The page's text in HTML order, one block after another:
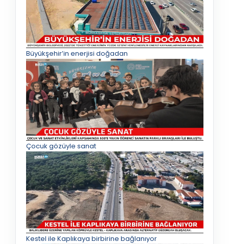
Büyükşehir’in enerjisi doğadan
Çocuk gözüyle sanat
Kestel ile Kaplıkaya birbirine bağlanıyor